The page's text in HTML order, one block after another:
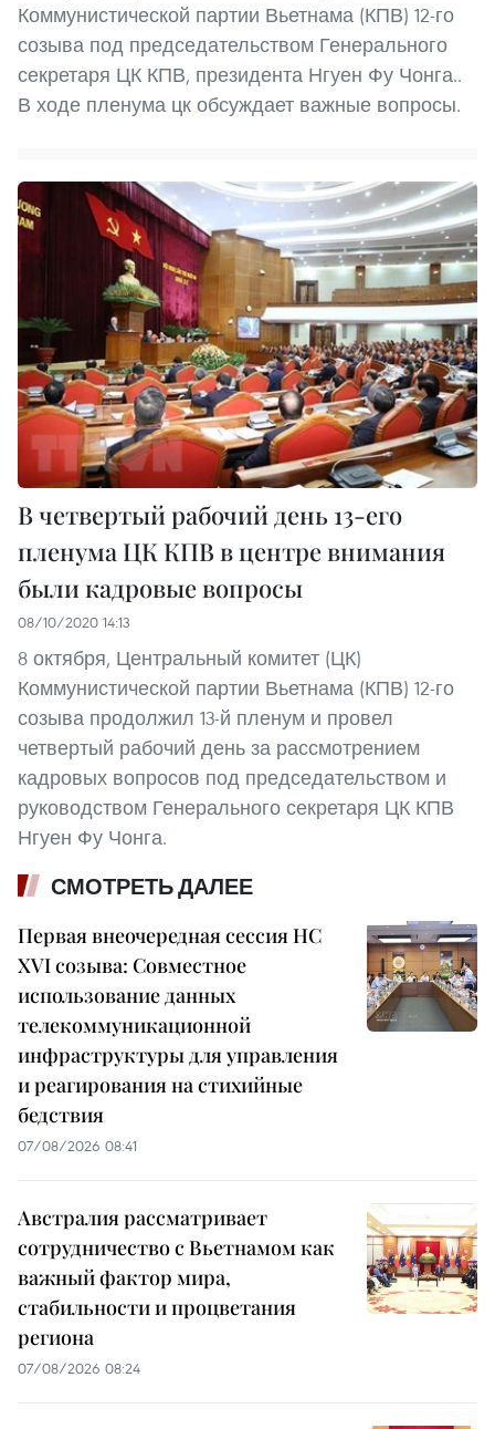
Коммунистической партии Вьетнама (КПВ) 12-го
созыва под председательством Генерального
секретаря ЦК КПВ, президента Нгуен Фу Чонга..
В ходе пленума цк обсуждает важные вопросы.
В четвертый рабочий день 13-его
пленума ЦК КПВ в центре внимания
были кадровые вопросы
08/10/2020 14:13
8 октября, Центральный комитет (ЦК)
Коммунистической партии Вьетнама (КПВ) 12-го
созыва продолжил 13-й пленум и провел
четвертый рабочий день за рассмотрением
кадровых вопросов под председательством и
руководством Генерального секретаря ЦК КПВ
Нгуен Фу Чонга.
СМОТРЕТЬ ДАЛЕЕ
Первая внеочередная сессия НС
XVI созыва: Совместное
использование данных
телекоммуникационной
инфраструктуры для управления
и реагирования на стихийные
бедствия
07/08/2026 08:41
Австралия рассматривает
сотрудничество с Вьетнамом как
важный фактор мира,
стабильности и процветания
региона
07/08/2026 08:24